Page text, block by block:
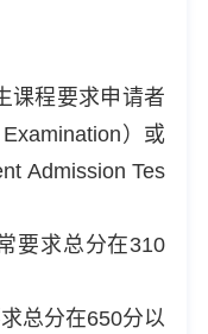
程要求申请者
）或
Admission Tes
求总分在310
总分在650分以